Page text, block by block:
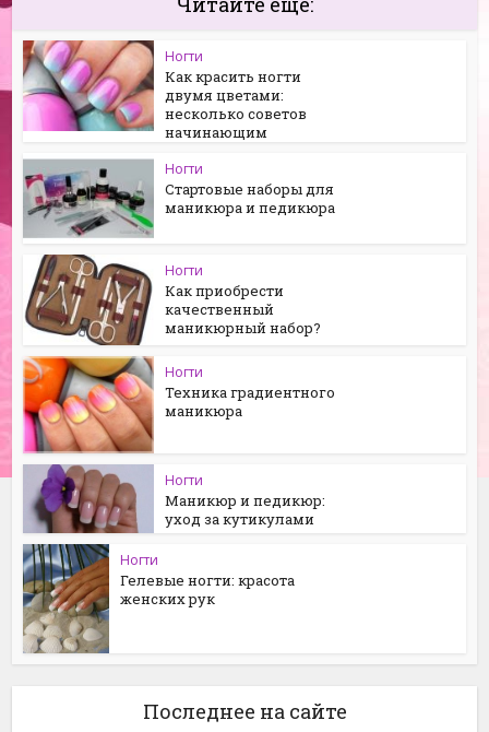
Ногти
Как красить ногти
двумя цветами:
несколько советов
начинающим
Ногти
Стартовые наборы для
маникюра и педикюра
Ногти
Как приобрести
качественный
маникюрный набор?
Ногти
Техника градиентного
маникюра
Ногти
Маникюр и педикюр:
уход за кутикулами
Ногти
Гелевые ногти: красота
женских рук
Последнее на сайте